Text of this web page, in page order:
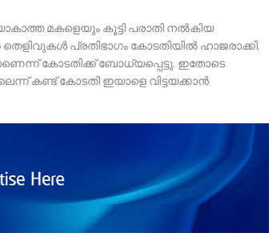
മകളെയും കൂട്ടി പരാതി നല്‍കിയ
പ്രതിഭാഗം കോടതിയില്‍ ഹാജരാക്കി.
കോടതിക്ക് ബോധ്യപ്പെട്ടു. ഇതോടെ
കണ്ട് കോടതി ഇയാളെ വിട്ടയക്കാൻ